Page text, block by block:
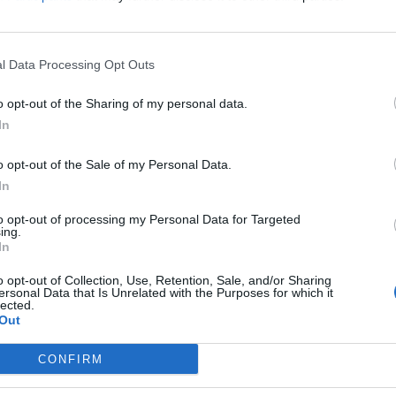
Data Processing Opt Outs
opt-out of the Sharing of my personal data.
opt-out of the Sale of my Personal Data.
opt-out of processing my Personal Data for Targeted
opt-out of Collection, Use, Retention, Sale, and/or Sharing
Data that Is Unrelated with the Purposes for which it
CONFIRM
175.000 „претплатници“ на нивниот
на 7 мај минатата година и кој
води Ѓогани, има нешто над 36.000
години успеале да достигнат милион
евра.
И рекол „остави ми ја
другарка ти....“